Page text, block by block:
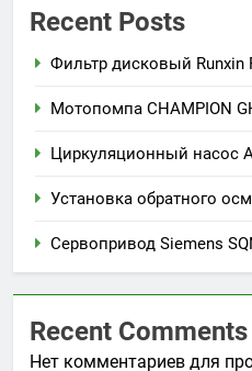
Recent Posts
Фильтр дисковый Runxin
Мотопомпа CHAMPION
Циркуляционный насос
Установка обратного
Сервопривод Siemens
Recent Comments
Нет комментариев для